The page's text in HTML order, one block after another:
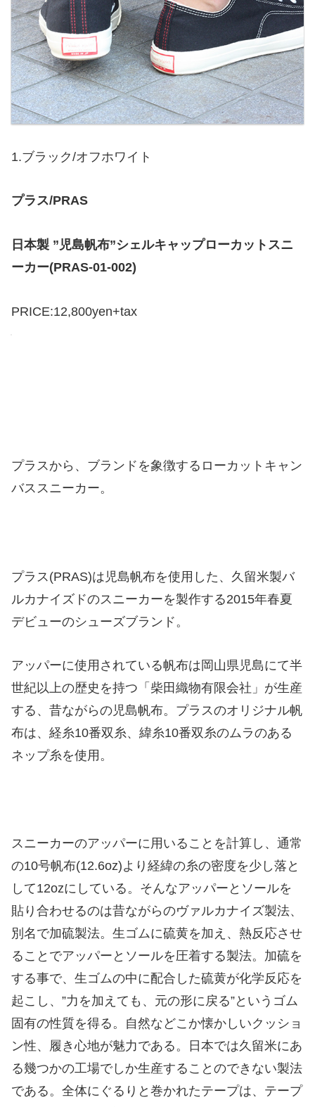
1.ブラック/オフホワイト
プラス/PRAS
日本製 ”児島帆布”シェルキャップローカットスニ
ーカー(PRAS-01-002)
PRICE:12,800yen+tax
プラスから、ブランドを象徴するローカットキャン
バススニーカー。
プラス(PRAS)は児島帆布を使用した、久留米製バ
ルカナイズドのスニーカーを製作する2015年春夏
デビューのシューズブランド。
アッパーに使用されている帆布は岡山県児島にて半
世紀以上の歴史を持つ「柴田織物有限会社」が生産
する、昔ながらの児島帆布。プラスのオリジナル帆
布は、経糸10番双糸、緯糸10番双糸のムラのある
ネップ糸を使用。
スニーカーのアッパーに用いることを計算し、通常
の10号帆布(12.6oz)より経緯の糸の密度を少し落と
して12ozにしている。そんなアッパーとソールを
貼り合わせるのは昔ながらのヴァルカナイズ製法、
別名で加硫製法。生ゴムに硫黄を加え、熱反応させ
ることでアッパーとソールを圧着する製法。加硫を
する事で、生ゴムの中に配合した硫黄が化学反応を
起こし、”力を加えても、元の形に戻る”というゴム
固有の性質を得る。自然などこか懐かしいクッショ
ン性、履き心地が魅力である。日本では久留米にあ
る幾つかの工場でしか生産することのできない製法
である。全体にぐるりと巻かれたテープは、テープ